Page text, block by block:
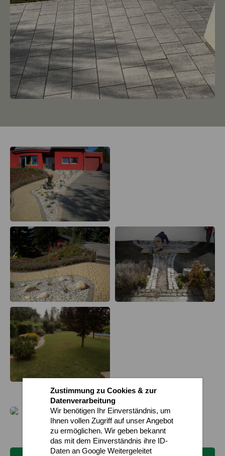
Zustimmung zu Cookies & zur
Datenverarbeitung
Wir benötigen Ihr Einverständnis, um
Ihnen vollen Zugriff auf unser Angebot
zu ermöglichen. Wir geben bekannt
das mit dem Einverständnis ihre ID-
Daten an Google Weitergeleitet